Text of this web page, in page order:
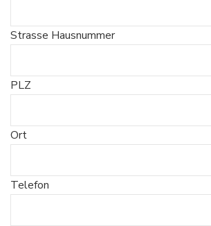
Strasse Hausnummer
PLZ
Ort
Telefon